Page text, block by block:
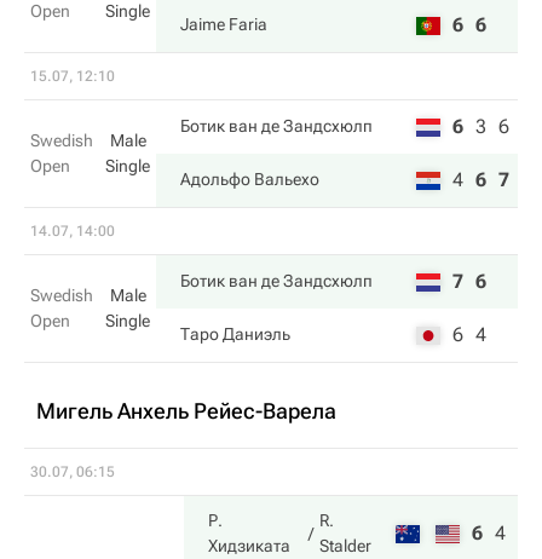
Open
Single
Jaime Faria 6 6
15.07, 12:10
Swedish
Open
Male
Single
Ботик ван де Зандсхюлп 6 3 6
Адольфо Вальехо 4 6 7
14.07, 14:00
Swedish
Open
Male
Single
Ботик ван де Зандсхюлп 7 6
Таро Даниэль 6 4
Мигель Анхель Рейес-Варела
30.07, 06:15
Р.
Хидзиката
R.
Stalder
6 4